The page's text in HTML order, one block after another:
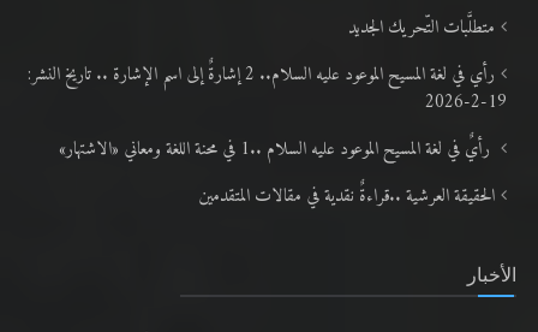
متطلَّبات التّحريك الجديد
رأي في لغة المسيح الموعود عليه السلام.. 2 إشارةٌ إلى اسم الإشارة .. تاريخ النشر:
19-2-2026
رأيٌ في لغة المسيح الموعود عليه السلام ..1 في محنة اللغة ومعاني «الاشتهار»
الحقيقة العرشية ..قراءةٌ نقدية في مقالات المتقدمين
الأخبار